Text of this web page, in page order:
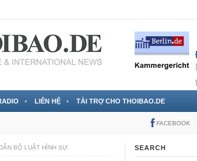
LIÊN HỆ TÀI TRỢ CHO THOIBAO.DE
FACEBOOK
BỘ LUẬT HÌNH SỰ. SEARCH